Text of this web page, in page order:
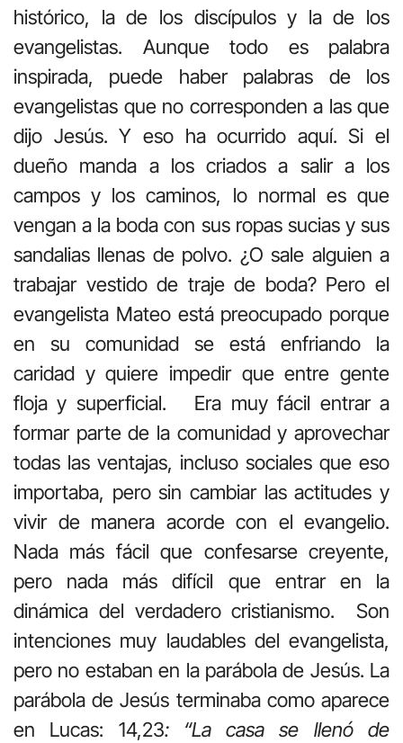
histórico, la de los discípulos y la de los
evangelistas. Aunque todo es palabra
inspirada, puede haber palabras de los
evangelistas que no corresponden a las que
dijo Jesús. Y eso ha ocurrido aquí. Si el
dueño manda a los criados a salir a los
campos y los caminos, lo normal es que
vengan a la boda con sus ropas sucias y sus
sandalias llenas de polvo. ¿O sale alguien a
trabajar vestido de traje de boda? Pero el
evangelista Mateo está preocupado porque
en su comunidad se está enfriando la
caridad y quiere impedir que entre gente
floja y superficial. Era muy fácil entrar a
formar parte de la comunidad y aprovechar
todas las ventajas, incluso sociales que eso
importaba, pero sin cambiar las actitudes y
vivir de manera acorde con el evangelio.
Nada más fácil que confesarse creyente,
pero nada más difícil que entrar en la
dinámica del verdadero cristianismo. Son
intenciones muy laudables del evangelista,
pero no estaban en la parábola de Jesús. La
parábola de Jesús terminaba como aparece
en Lucas: 14,23: “La casa se llenó de